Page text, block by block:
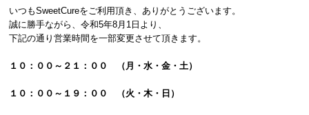
いつもSweetCureをご利用頂き、ありがとうございます。
誠に勝手ながら、令和5年8月1日より、
下記の通り営業時間を一部変更させて頂きます。
１０：００～２１：００ （月・水・金・土）
１０：００～１９：００ （火・木・日）